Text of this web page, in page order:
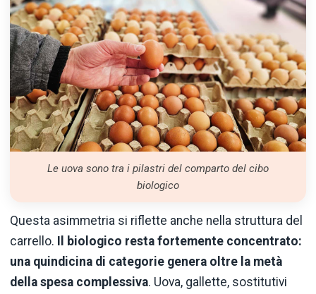
Le uova sono tra i pilastri del comparto del cibo
biologico
Questa asimmetria si riflette anche nella struttura del
carrello. Il biologico resta fortemente concentrato:
una quindicina di categorie genera oltre la metà
della spesa complessiva. Uova, gallette, sostitutivi